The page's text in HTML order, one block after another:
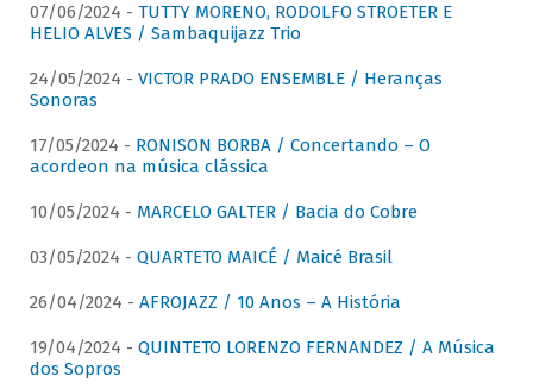
07/06/2024 - TUTTY MORENO, RODOLFO STROETER E
HELIO ALVES / Sambaquijazz Trio
24/05/2024 - VICTOR PRADO ENSEMBLE / Heranças
Sonoras
17/05/2024 - RONISON BORBA / Concertando – O
acordeon na música clássica
10/05/2024 - MARCELO GALTER / Bacia do Cobre
03/05/2024 - QUARTETO MAICÉ / Maicé Brasil
26/04/2024 - AFROJAZZ / 10 Anos – A História
19/04/2024 - QUINTETO LORENZO FERNANDEZ / A Música
dos Sopros